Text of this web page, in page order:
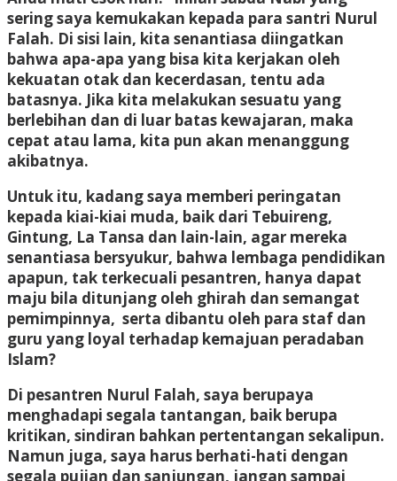
sering saya kemukakan kepada para santri Nurul
Falah. Di sisi lain, kita senantiasa diingatkan
bahwa apa-apa yang bisa kita kerjakan oleh
kekuatan otak dan kecerdasan, tentu ada
batasnya. Jika kita melakukan sesuatu yang
berlebihan dan di luar batas kewajaran, maka
cepat atau lama, kita pun akan menanggung
akibatnya.
Untuk itu, kadang saya memberi peringatan
kepada kiai-kiai muda, baik dari Tebuireng,
Gintung, La Tansa dan lain-lain, agar mereka
senantiasa bersyukur, bahwa lembaga pendidikan
apapun, tak terkecuali pesantren, hanya dapat
maju bila ditunjang oleh ghirah dan semangat
pemimpinnya, serta dibantu oleh para staf dan
guru yang loyal terhadap kemajuan peradaban
Islam?
Di pesantren Nurul Falah, saya berupaya
menghadapi segala tantangan, baik berupa
kritikan, sindiran bahkan pertentangan sekalipun.
Namun juga, saya harus berhati-hati dengan
segala pujian dan sanjungan, jangan sampai